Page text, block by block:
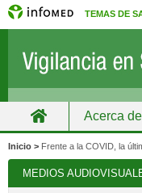
TEMAS DE
Acerca de
Grupos
Inicio > Frente a la COVID, la
MEDIOS